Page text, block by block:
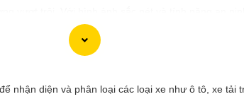
vượt trội của Camera Dahua chính hãng với
nhận diện và phân loại các loại xe như ô tô, xe tải